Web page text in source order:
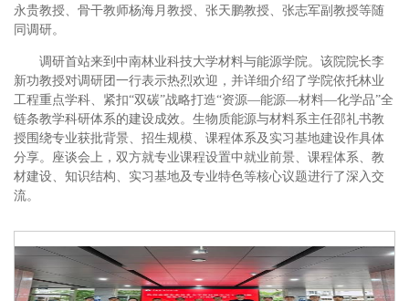
永贵教授、骨干教师杨海月教授、张天鹏教授、张志军副教授等随
同调研。
调研首站来到中南林业科技大学材料与能源学院。该院院长李
新功教授对调研团一行表示热烈欢迎，并详细介绍了学院依托林业
工程重点学科、紧扣“双碳”战略打造“资源—能源—材料—化学品”全
链条教学科研体系的建设成效。生物质能源与材料系主任邵礼书教
授围绕专业获批背景、招生规模、课程体系及实习基地建设作具体
分享。座谈会上，双方就专业课程设置中就业前景、课程体系、教
材建设、知识结构、实习基地及专业特色等核心议题进行了深入交
流。